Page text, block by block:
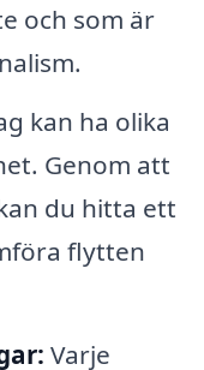
och som är
kan ha olika
Genom att
du hitta ett
flytten
Varje